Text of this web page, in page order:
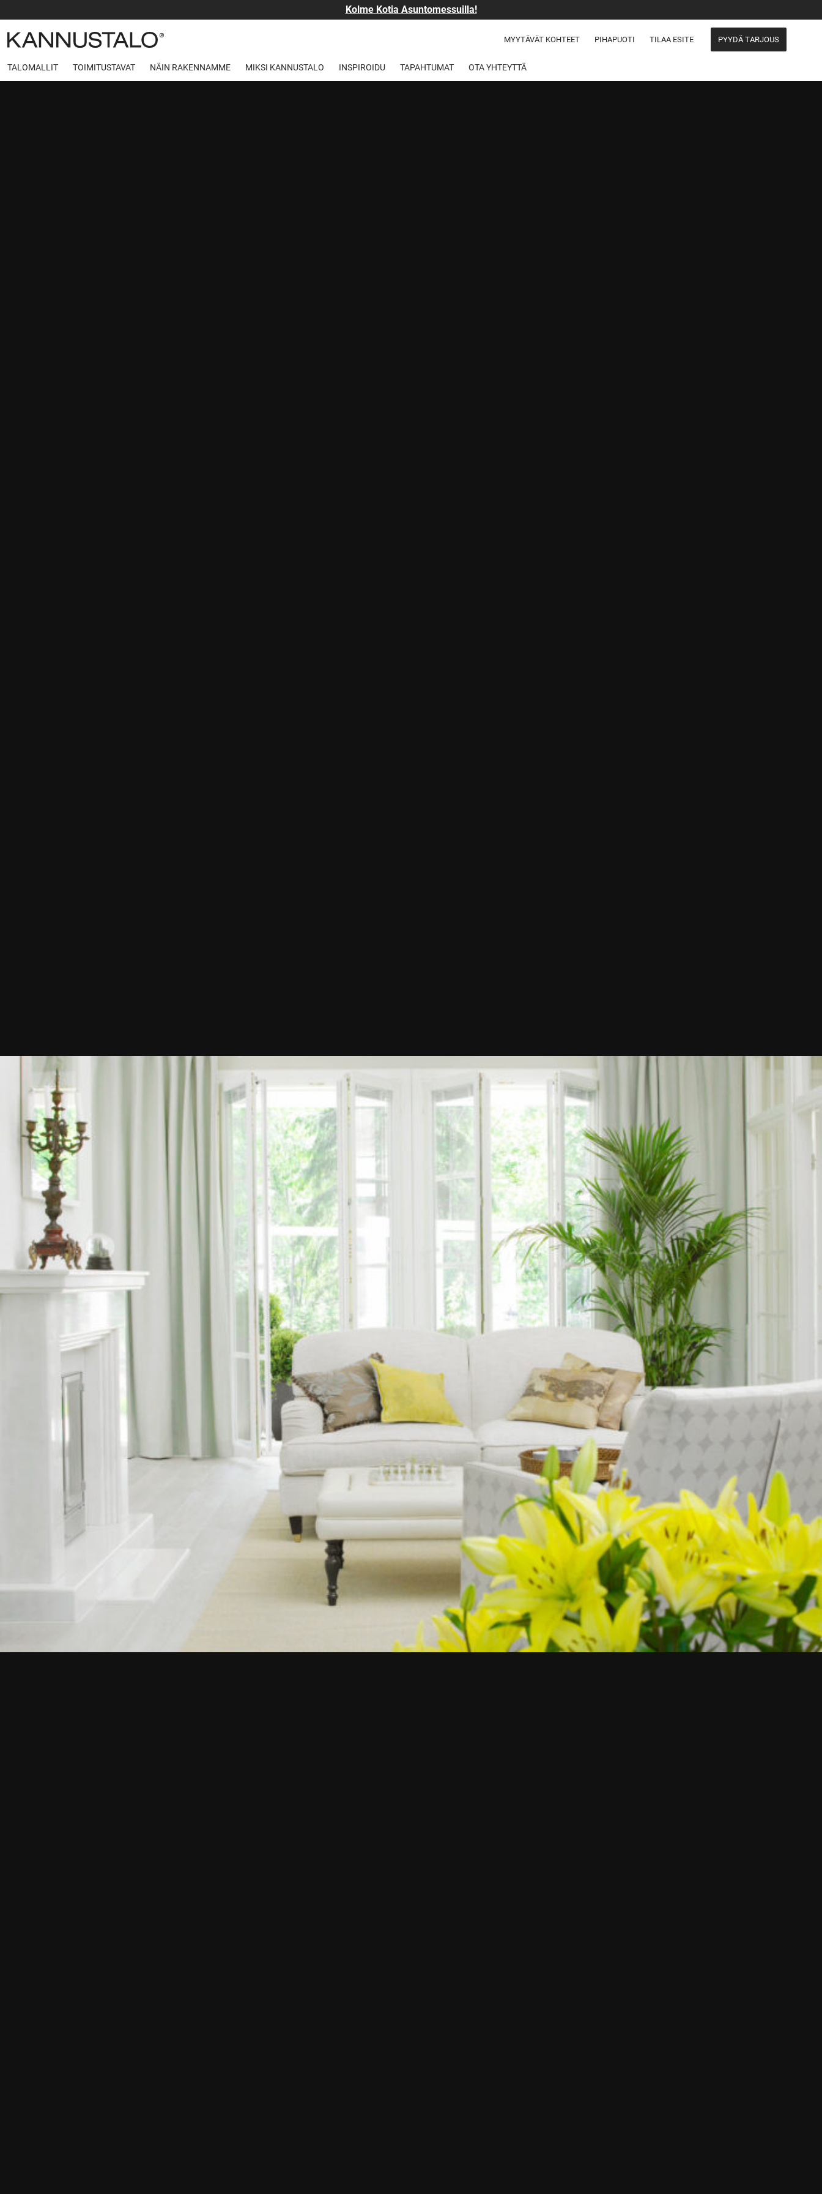
Kolme Kotia Asuntomessuilla!
MYYTÄVÄT KOHTEET PIHAPUOTI TILAA ESITE PYYDÄ TARJOUS
TALOMALLIT TOIMITUSTAVAT NÄIN RAKENNAMME MIKSI KANNUSTALO INSPIROIDU TAPAHTUMAT OTA YHTEYTTÄ
UUSI UNELMISTA KODIKSI-
TALOKIRJA ON JULKAISTU
Upea yli 200-sivuinen talokirja!